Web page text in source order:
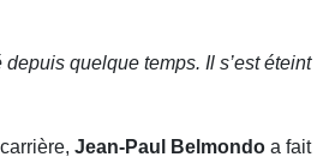
depuis quelque temps. Il s’est éteint
Jean-Paul Belmondo a fait